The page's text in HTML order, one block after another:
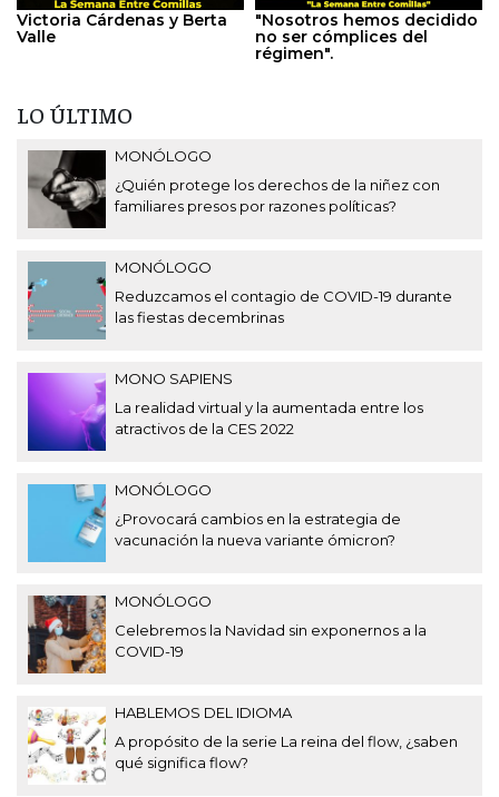
Victoria Cárdenas y Berta
Valle
"Nosotros hemos decidido
no ser cómplices del
régimen".
LO ÚLTIMO
MONÓLOGO
¿Quién protege los derechos de la niñez con
familiares presos por razones políticas?
MONÓLOGO
Reduzcamos el contagio de COVID-19 durante
las fiestas decembrinas
MONO SAPIENS
La realidad virtual y la aumentada entre los
atractivos de la CES 2022
MONÓLOGO
¿Provocará cambios en la estrategia de
vacunación la nueva variante ómicron?
MONÓLOGO
Celebremos la Navidad sin exponernos a la
COVID-19
HABLEMOS DEL IDIOMA
A propósito de la serie La reina del flow, ¿saben
qué significa flow?